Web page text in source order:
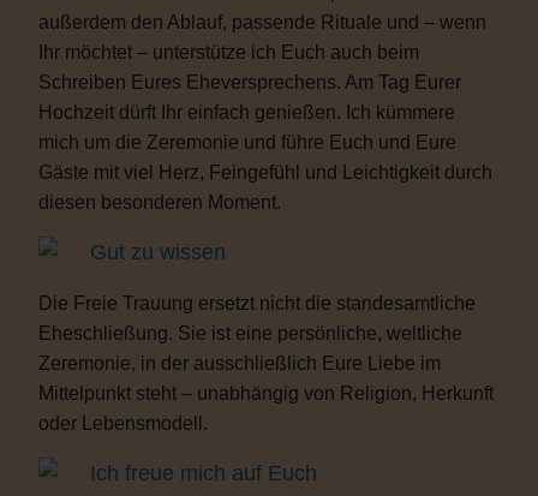
außerdem den Ablauf, passende Rituale und – wenn
Ihr möchtet – unterstütze ich Euch auch beim
Schreiben Eures Eheversprechens. Am Tag Eurer
Hochzeit dürft Ihr einfach genießen. Ich kümmere
mich um die Zeremonie und führe Euch und Eure
Gäste mit viel Herz, Feingefühl und Leichtigkeit durch
diesen besonderen Moment.
Gut zu wissen
Die Freie Trauung ersetzt nicht die standesamtliche
Eheschließung. Sie ist eine persönliche, weltliche
Zeremonie, in der ausschließlich Eure Liebe im
Mittelpunkt steht – unabhängig von Religion, Herkunft
oder Lebensmodell.
Ich freue mich auf Euch